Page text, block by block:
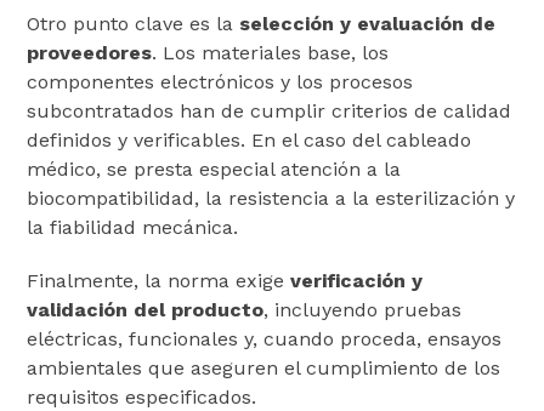
Otro punto clave es la selección y evaluación de
proveedores. Los materiales base, los
componentes electrónicos y los procesos
subcontratados han de cumplir criterios de calidad
definidos y verificables. En el caso del cableado
médico, se presta especial atención a la
biocompatibilidad, la resistencia a la esterilización y
la fiabilidad mecánica.
Finalmente, la norma exigeverificación y
validación del producto, incluyendo pruebas
eléctricas, funcionales y, cuando proceda, ensayos
ambientales que aseguren el cumplimiento de los
requisitos especificados.